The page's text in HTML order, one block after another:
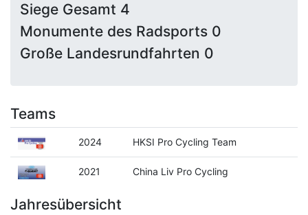
Siege Gesamt 4
Monumente des Radsports 0
Große Landesrundfahrten 0
Teams
2024 HKSI Pro Cycling Team
2021 China Liv Pro Cycling
Jahresübersicht